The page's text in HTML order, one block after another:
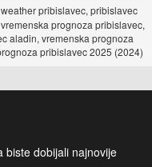
pribislavec, pribislavec
prognoza pribislavec,
aladin, vremenska prognoza
pribislavec 2025 (2024)
biste dobijali najnovije